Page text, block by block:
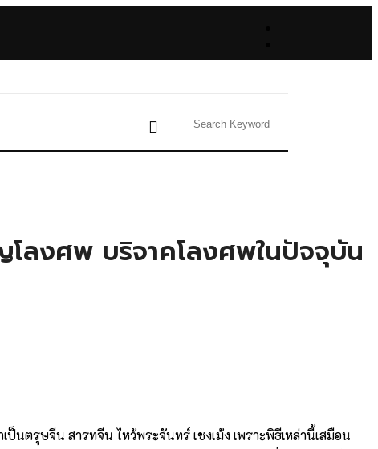
ลงศพ บริจาคโลงศพในปัจจุบัน
ตรุษจีน สารทจีน ไหว้พระจันทร์ เชงเม้ง เพราะพิธีเหล่านี้เสมือน